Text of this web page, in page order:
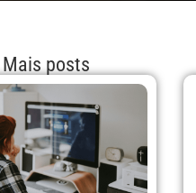
Mais posts